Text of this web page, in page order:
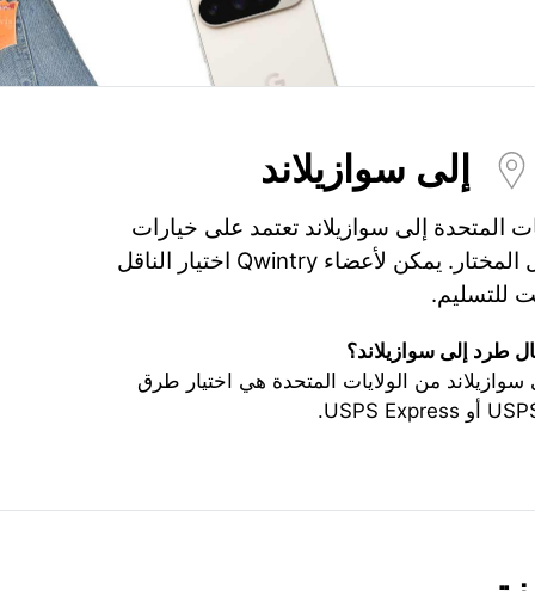
إلى سوازيلاند
المتحدة إلى سوازيلاند تعتمد على خيارات
الشحن، التأمين، والناقل المختار. يمكن لأعضاء Qwintry اختيار الناقل
للتسليم.
طرد إلى سوازيلاند؟
من الولايات المتحدة هي اختيار طرق